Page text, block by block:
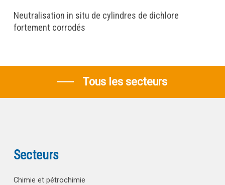
Neutralisation in situ de cylindres de dichlore
fortement corrodés
Tous les secteurs
Secteurs
Chimie et pétrochimie